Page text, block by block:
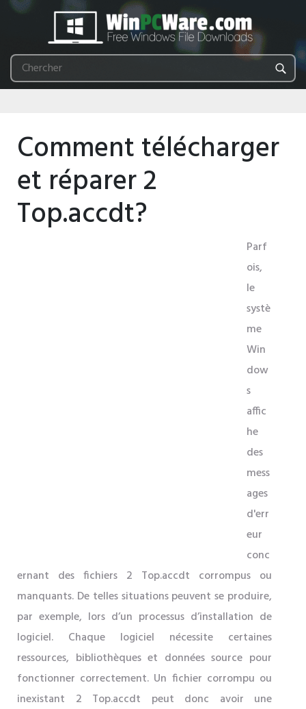
Comment télécharger
et réparer 2
Top.accdt?
Parf
ois,
le
systè
me
Win
dow
s
affic
he
des
mess
ages
d'err
eur
conc
ernant des fichiers 2 Top.accdt corrompus ou
manquants. De telles situations peuvent se produire,
par exemple, lors d’un processus d’installation de
logiciel. Chaque logiciel nécessite certaines
ressources, bibliothèques et données source pour
fonctionner correctement. Un fichier corrompu ou
inexistant 2 Top.accdt peut donc avoir une